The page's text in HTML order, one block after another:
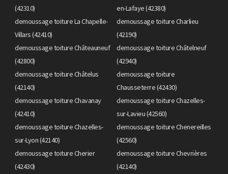
(42310)
en-Lafaye (42380)
demoussage toiture La Chapelle-
Villars (42410)
demoussage toiture Charlieu
(42190)
demoussage toiture Châteauneuf
(42800)
demoussage toiture Châtelneuf
(42940)
demoussage toiture Châtelus
(42140)
demoussage toiture
Chausseterre (42430)
demoussage toiture Chavanay
(42410)
demoussage toiture Chazelles-
sur-Lavieu (42560)
demoussage toiture Chazelles-
sur-Lyon (42140)
demoussage toiture Chenereilles
(42560)
demoussage toiture Cherier
(42430)
demoussage toiture Chevrières
(42140)